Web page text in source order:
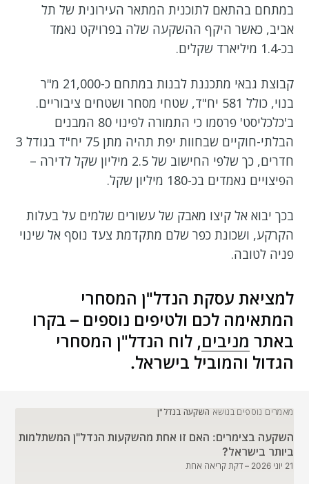
במתחם בהתאם לתוכנית המתאר העירונית של תל
אביב, כאשר היקף ההשקעה שלה בפרויקט נאמד
בכ-1.4 מיליארד שקלים.
קבוצת גבאי מתכננת לבנות במתחם כ-21,000 מ"ר
בנוי, כולל 581 יח"ד, שטחי מסחר ושטחים ציבוריים.
ב'כלכליסט' פרסמו כי התמורה לפינוי 80 המבנים
הבלתי-חוקיים שבחוות יפת תהיה מתן 75 יח"ד בגודל 3
חדרים, כך שלפי החישוב של 2.5 מיליון שקל לדירה –
הפיצויים נאמדים בכ-180 מיליון שקל.
בכך יבוא אל קיצו מאבק של עשורים שלמים על בעלות
הקרקע, ושכונת כפר שלם מתקדמת צעד נוסף אל שינוי
פניה לטובה.
למציאת עסקת הנדל"ן המסחרי
המתאימה לכם ולטיפים נוספים – בקרו
באתר מניבים, לוח הנדל"ן המסחרי
הגדול והמוביל בישראל.
מאמרים נוספים בנושא השקעה בנדל"ן
השקעה בצימרים: האם זו אחת מהשקעות הנדל"ן המשתלמות
ביותר בישראל?
21 יוני 2026 – דקת קריאה אחת